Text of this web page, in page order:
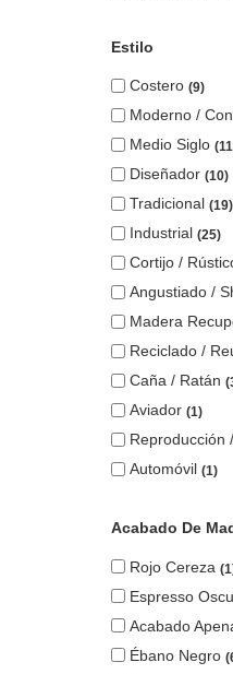
Estilo
Costero 9
Moderno /
Medio Siglo 11
Diseñador 10
Tradicional 19
Industrial 25
Cortijo /
Angustiado /
Madera
Reciclado /
Caña / Ratán
Aviador 1
Reproducción
Automóvil 1
Acabado De
Rojo Cereza 1
Espresso
Acabado
Ébano Negro